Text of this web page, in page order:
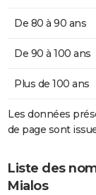
De 80 à 90 ans
De 90 à 100 ans
Plus de 100 ans
Les données
de page sont
Liste des
Mialos